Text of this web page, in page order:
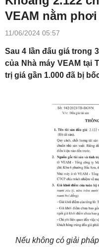
VEAM nằm
11/06/2024 05:57
Sau 4 lần đấu giá trong
của Nhà máy VEAM tại
trị giá gần 1.000 đã bị
Nếu không có giải